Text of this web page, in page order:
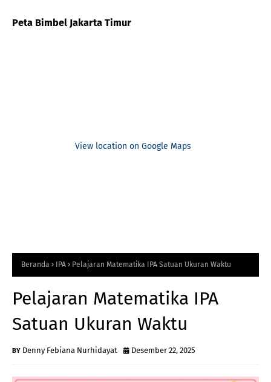
Peta Bimbel Jakarta Timur
View location on Google Maps
Beranda IPA Pelajaran Matematika IPA Satuan Ukuran Waktu
Pelajaran Matematika IPA
Satuan Ukuran Waktu
Denny Febiana Nurhidayat Desember 22, 2025